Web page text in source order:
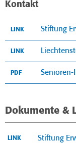
Kontakt
LINK Stiftung
LINK
PDF Senioren-
Dokumente &
LINK Stiftung